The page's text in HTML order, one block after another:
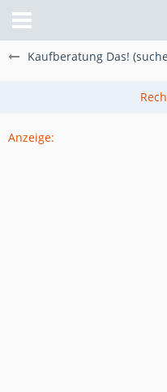
Kaufberatung Das!
Anzeige: